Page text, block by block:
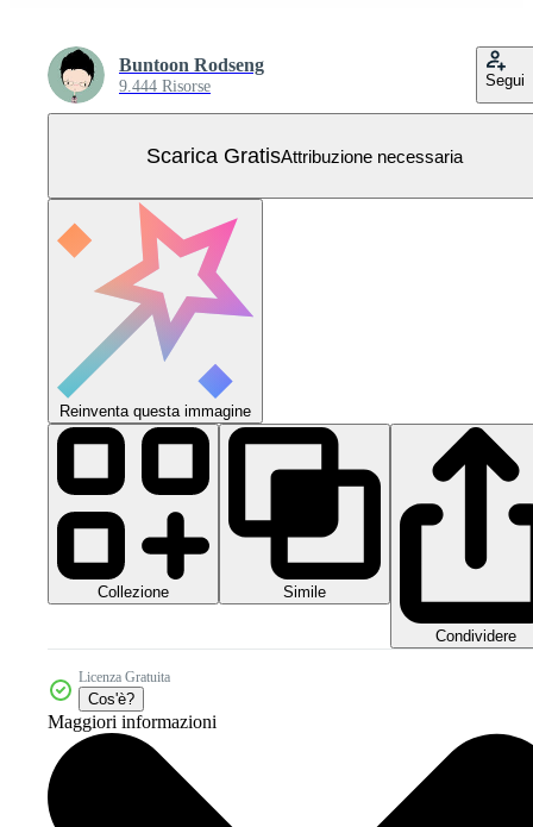
Buntoon Rodseng
9.444 Risorse Segui
Scarica GratisAttribuzione necessaria
Reinventa questa immagine
Collezione Simile
Condividere
Licenza Gratuita
Cos'è?
Maggiori informazioni